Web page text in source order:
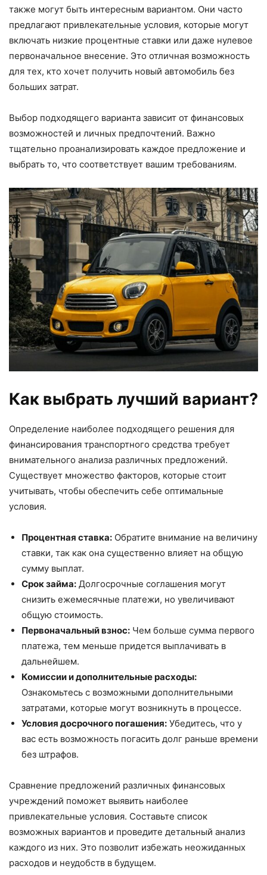
также могут быть интересным вариантом. Они часто
предлагают привлекательные условия, которые могут
включать низкие процентные ставки или даже нулевое
первоначальное внесение. Это отличная возможность
для тех, кто хочет получить новый автомобиль без
больших затрат.
Выбор подходящего варианта зависит от финансовых
возможностей и личных предпочтений. Важно
тщательно проанализировать каждое предложение и
выбрать то, что соответствует вашим требованиям.
Как выбрать лучший вариант?
Определение наиболее подходящего решения для
финансирования транспортного средства требует
внимательного анализа различных предложений.
Существует множество факторов, которые стоит
учитывать, чтобы обеспечить себе оптимальные
условия.
Процентная ставка: Обратите внимание на величину
ставки, так как она существенно влияет на общую
сумму выплат.
Срок займа: Долгосрочные соглашения могут
снизить ежемесячные платежи, но увеличивают
общую стоимость.
Первоначальный взнос: Чем больше сумма первого
платежа, тем меньше придется выплачивать в
дальнейшем.
Комиссии и дополнительные расходы:
Ознакомьтесь с возможными дополнительными
затратами, которые могут возникнуть в процессе.
Условия досрочного погашения: Убедитесь, что у
вас есть возможность погасить долг раньше времени
без штрафов.
Сравнение предложений различных финансовых
учреждений поможет выявить наиболее
привлекательные условия. Составьте список
возможных вариантов и проведите детальный анализ
каждого из них. Это позволит избежать неожиданных
расходов и неудобств в будущем.